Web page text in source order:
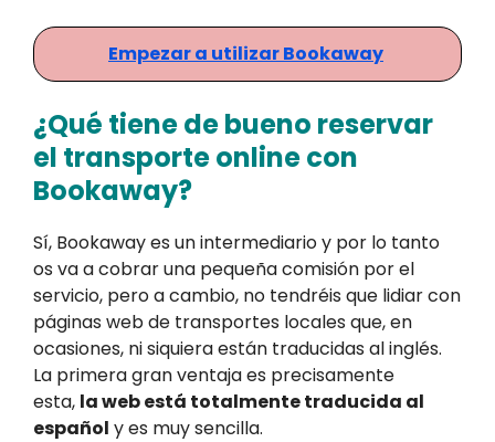
Empezar a utilizar Bookaway
¿Qué tiene de bueno reservar
el transporte online con
Bookaway?
Sí, Bookaway es un intermediario y por lo tanto
os va a cobrar una pequeña comisión por el
servicio, pero a cambio, no tendréis que lidiar con
páginas web de transportes locales que, en
ocasiones, ni siquiera están traducidas al inglés.
La primera gran ventaja es precisamente
esta, la web está totalmente traducida al
español y es muy sencilla.